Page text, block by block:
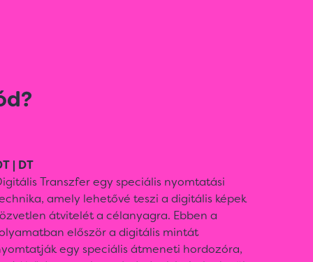
| DT
Transzfer egy speciális nyomtatási
amely lehetővé teszi a digitális képek
átvitelét a célanyagra. Ebben a
először a digitális mintát
egy speciális átmeneti hordozóra,